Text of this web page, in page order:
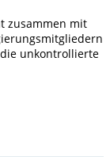
zusammen mit
unkontrollierte